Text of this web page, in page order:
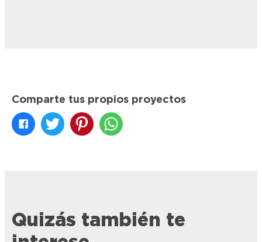
Comparte tus propios proyectos
Quizás también te